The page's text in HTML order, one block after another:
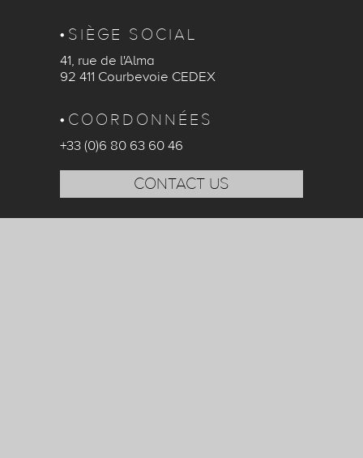
SIÈGE SOCIAL
41, rue de l'Alma
92 411 Courbevoie CEDEX
COORDONNÉES
+33 (0)6 80 63 60 46
CONTACT US